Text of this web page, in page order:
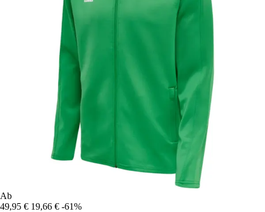
Ab
49,95 € 19,66 € -61%